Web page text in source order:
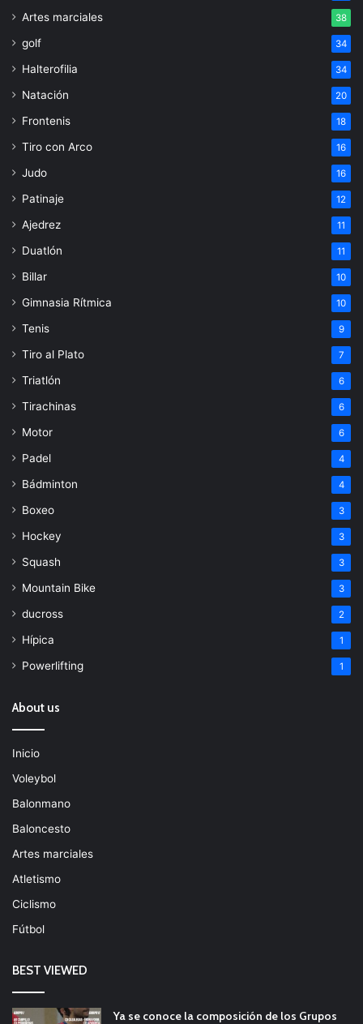
Artes marciales 38
golf 34
Halterofilia 34
Natación 20
Frontenis 18
Tiro con Arco 16
Judo 16
Patinaje 12
Ajedrez 11
Duatlón 11
Billar 10
Gimnasia Rítmica 10
Tenis 9
Tiro al Plato 7
Triatlón 6
Tirachinas 6
Motor 6
Padel 4
Bádminton 4
Boxeo 3
Hockey 3
Squash 3
Mountain Bike 3
ducross 2
Hípica 1
Powerlifting 1
About us
Inicio
Voleybol
Balonmano
Baloncesto
Artes marciales
Atletismo
Ciclismo
Fútbol
BEST VIEWED
Ya se conoce la composición de los Grupos